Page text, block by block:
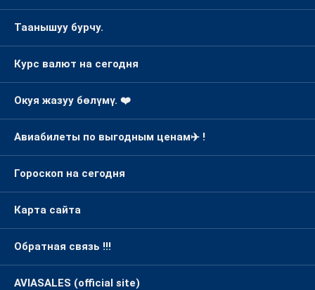
Таанышуу бурчу.
Курс валют на сегодня
Окуя жазуу бөлүмү. ❤️
Авиабилеты по выгодным ценам✈️ !
Гороскоп на сегодня
Карта сайта
Обратная связь !!!
AVIASALES (official site)